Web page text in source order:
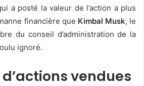
a posté la valeur de l’action a plus
financière que Kimbal Musk, le
du conseil d’administration de la
ignoré.
vendues